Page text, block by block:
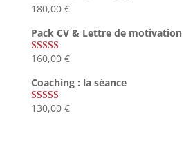
180,00 €
Pack CV & Lettre de motivation
Note5.00
160,00 €
Coaching : la séance
Note4.67
130,00 €